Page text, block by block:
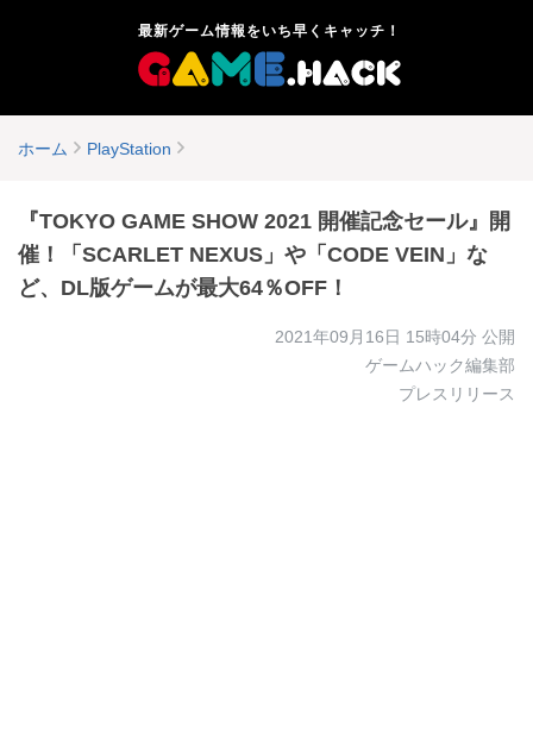
最新ゲーム情報をいち早くキャッチ！
ホーム PlayStation
『TOKYO GAME SHOW 2021 開催記念セール』開
催！「SCARLET NEXUS」や「CODE VEIN」な
ど、DL版ゲームが最大64％OFF！
2021年09月16日 15時04分 公開
ゲームハック編集部
プレスリリース